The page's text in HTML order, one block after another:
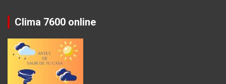
Clima 7600 online